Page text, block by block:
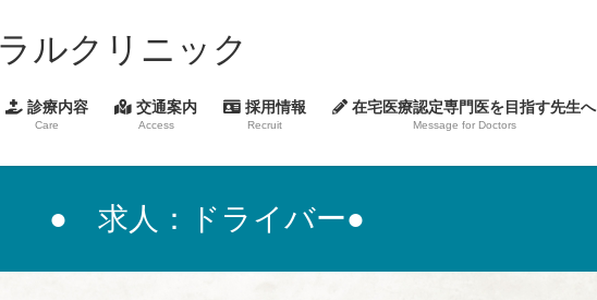
ルクリニック
診療内容
Care
交通案内
Access
採用情報
Recruit
在宅医療認定専門医を目指す先生へ
Message for Doctors
● 求人：ドライバー●